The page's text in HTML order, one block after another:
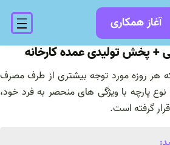
آغاز همکاری
+ پخش تولیدی عمده کارخانه
هر روزه مورد توجه بیشتری از طرف مصرف
نوع پارچه با ویژگی های منحصر به فرد خود،
گرفته است.